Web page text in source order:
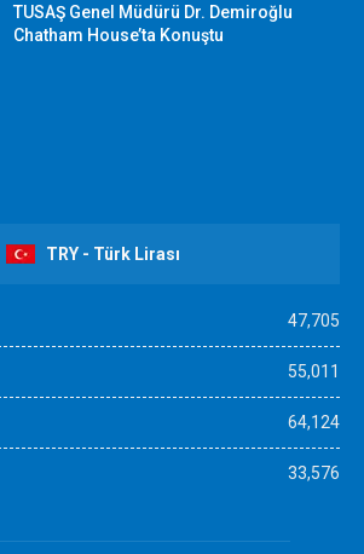
TUSAŞ Genel Müdürü Dr. Demiroğlu
Chatham House’ta Konuştu
TRY - Türk Lirası
47,705
55,011
64,124
33,576